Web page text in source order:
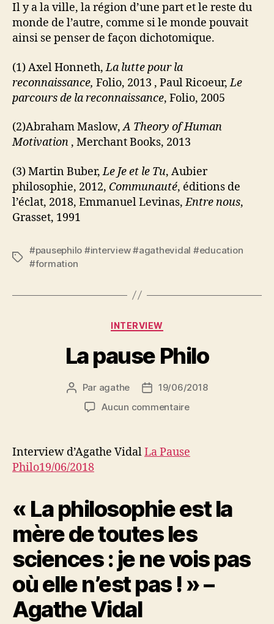
Il y a la ville, la région d’une part et le reste du
monde de l’autre, comme si le monde pouvait
ainsi se penser de façon dichotomique.
(1) Axel Honneth,La lutte pour la
reconnaissance, Folio, 2013 , Paul Ricoeur,Le
parcours de la reconnaissance, Folio, 2005
(2)Abraham Maslow,A Theory of Human
Motivation , Merchant Books, 2013
(3) Martin Buber,Le Je et le Tu, Aubier
philosophie, 2012, Communauté, éditions de
l’éclat, 2018, Emmanuel Levinas,Entre nous,
Grasset, 1991
Étiquettes
#pausephilo #interview #agathevidal #education
#formation
Catégories
INTERVIEW
La pause Philo
Auteur
l’article
Par agathe
Date19/06/2018
Aucun commentairesur
Philo
Interview d’Agathe VidalLa Pause
Philo19/06/2018
« La philosophie est la
mère de toutes les
sciences : je ne vois pas
où elle n’est pas ! » –
Agathe Vidal